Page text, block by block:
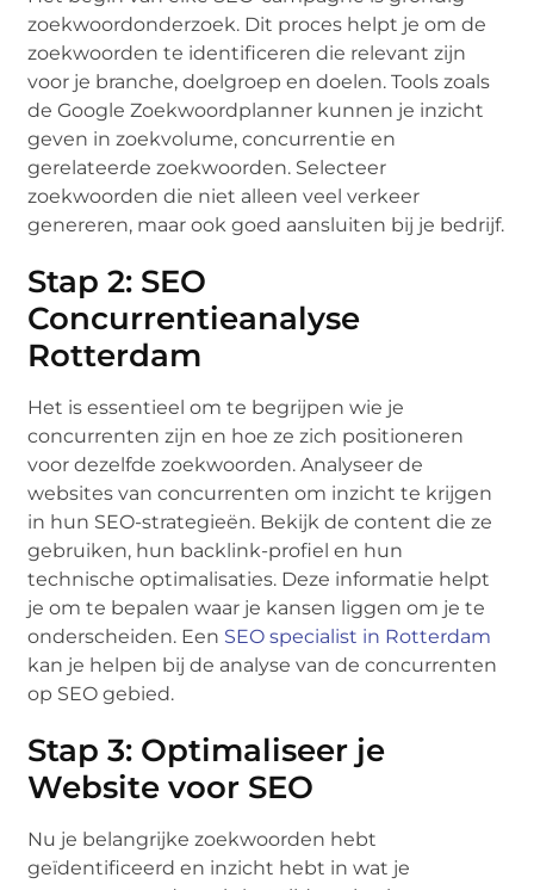
zoekwoordonderzoek. Dit proces helpt je om de
zoekwoorden te identificeren die relevant zijn
voor je branche, doelgroep en doelen. Tools zoals
de Google Zoekwoordplanner kunnen je inzicht
geven in zoekvolume, concurrentie en
gerelateerde zoekwoorden. Selecteer
zoekwoorden die niet alleen veel verkeer
genereren, maar ook goed aansluiten bij je bedrijf.
Stap 2: SEO
Concurrentieanalyse
Rotterdam
Het is essentieel om te begrijpen wie je
concurrenten zijn en hoe ze zich positioneren
voor dezelfde zoekwoorden. Analyseer de
websites van concurrenten om inzicht te krijgen
in hun SEO-strategieën. Bekijk de content die ze
gebruiken, hun backlink-profiel en hun
technische optimalisaties. Deze informatie helpt
je om te bepalen waar je kansen liggen om je te
onderscheiden. Een SEO specialist in Rotterdam
kan je helpen bij de analyse van de concurrenten
op SEO gebied.
Stap 3: Optimaliseer je
Website voor SEO
Nu je belangrijke zoekwoorden hebt
geïdentificeerd en inzicht hebt in wat je